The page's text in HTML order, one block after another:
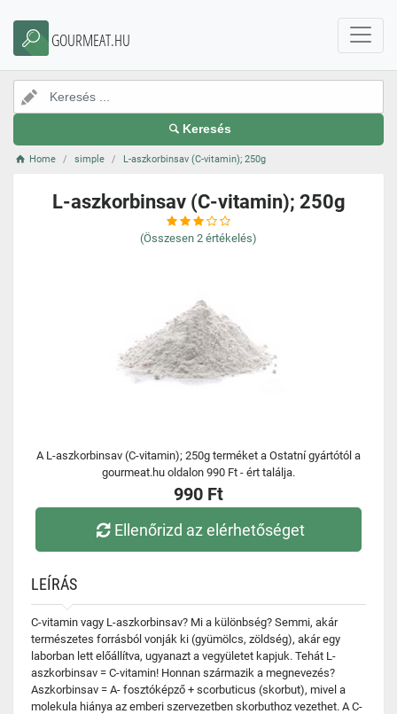
GOURMEAT.HU
Keresés
Home simple L-aszkorbinsav (C-vitamin); 250g
L-aszkorbinsav (C-vitamin); 250g
(Összesen 2 értékelés)
A L-aszkorbinsav (C-vitamin); 250g terméket a Ostatní gyártótól a
gourmeat.hu oldalon 990 Ft - ért találja.
990 Ft
Ellenőrizd az elérhetőséget
LEÍRÁS
C-vitamin vagy L-aszkorbinsav? Mi a különbség? Semmi, akár
természetes forrásból vonják ki (gyümölcs, zöldség), akár egy
laborban lett előállítva, ugyanazt a vegyületet kapjuk. Tehát L-
aszkorbinsav = C-vitamin! Honnan származik a megnevezés?
Aszkorbinsav = A- fosztóképző + scorbuticus (skorbut), mivel a
molekula hiánya az emberi szervezetben skorbuthoz vezethet. A C-